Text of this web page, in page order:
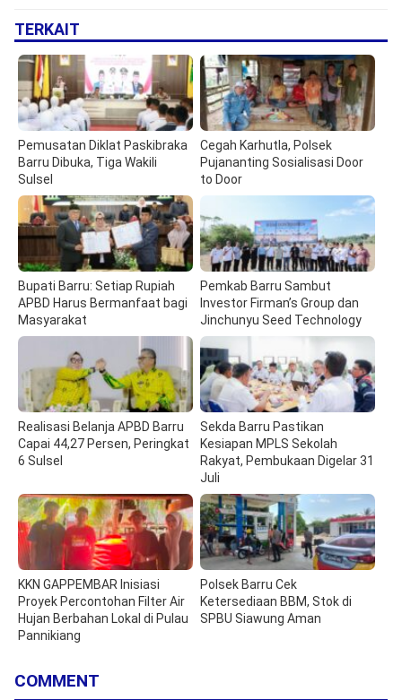
TERKAIT
Pemusatan Diklat Paskibraka
Barru Dibuka, Tiga Wakili
Sulsel
Cegah Karhutla, Polsek
Pujananting Sosialisasi Door
to Door
Bupati Barru: Setiap Rupiah
APBD Harus Bermanfaat bagi
Masyarakat
Pemkab Barru Sambut
Investor Firman’s Group dan
Jinchunyu Seed Technology
Realisasi Belanja APBD Barru
Capai 44,27 Persen, Peringkat
6 Sulsel
Sekda Barru Pastikan
Kesiapan MPLS Sekolah
Rakyat, Pembukaan Digelar 31
Juli
KKN GAPPEMBAR Inisiasi
Proyek Percontohan Filter Air
Hujan Berbahan Lokal di Pulau
Pannikiang
Polsek Barru Cek
Ketersediaan BBM, Stok di
SPBU Siawung Aman
COMMENT